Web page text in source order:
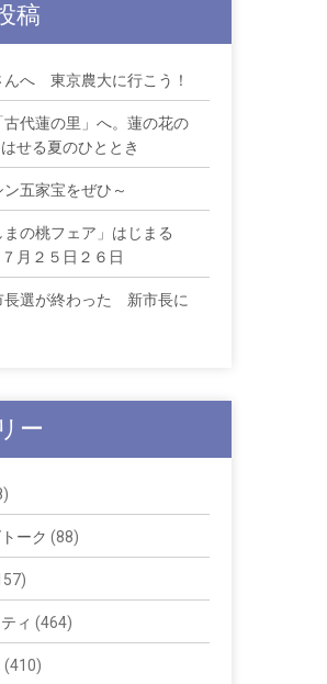
稿
んへ 東京農大に行こう！
古代蓮の里」へ。蓮の花の
せる夏のひととき
五家宝をぜひ～
まの桃フェア」はじまる
月２５日２６日
長選が終わった 新市長に
ー
ーク (88)
ィ (464)
(410)